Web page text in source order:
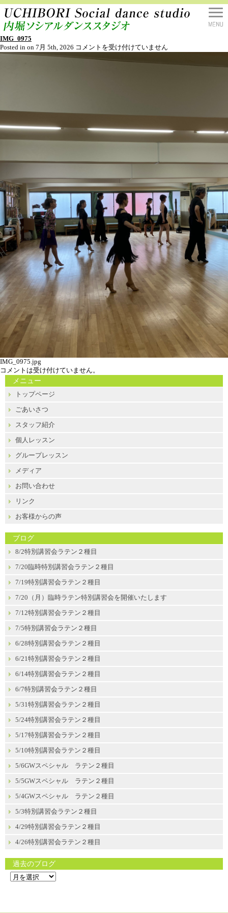
IMG_0975
Posted in on 7月 5th, 2026 IMG_0975
コメントを受け付けていません
IMG_0975.jpg
コメントは受け付けていません。
メニュー
トップページ
ごあいさつ
スタッフ紹介
個人レッスン
グループレッスン
メディア
お問い合わせ
リンク
お客様からの声
ブログ
8/2特別講習会ラテン２種目
7/20臨時特別講習会ラテン２種目
7/19特別講習会ラテン２種目
7/20（月）臨時ラテン特別講習会を開催いたします
7/12特別講習会ラテン２種目
7/5特別講習会ラテン２種目
6/28特別講習会ラテン２種目
6/21特別講習会ラテン２種目
6/14特別講習会ラテン２種目
6/7特別講習会ラテン２種目
5/31特別講習会ラテン２種目
5/24特別講習会ラテン２種目
5/17特別講習会ラテン２種目
5/10特別講習会ラテン２種目
5/6GWスペシャル ラテン２種目
5/5GWスペシャル ラテン２種目
5/4GWスペシャル ラテン２種目
5/3特別講習会ラテン２種目
4/29特別講習会ラテン２種目
4/26特別講習会ラテン２種目
過去のブログ
過
去
ロ